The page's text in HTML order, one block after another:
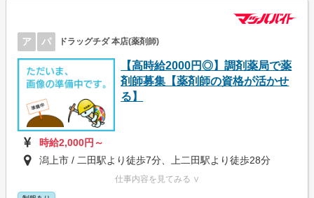
ア パ ドラッグチダ 本店(薬剤師)
【高時給2000円◎】調剤薬局で薬
剤師募集【薬剤師の資格が活かせ
る】
時給2,000円～
潟上市 / 二田駅より徒歩7分、上二田駅より徒歩28分
仕事内容を見てみる ∨